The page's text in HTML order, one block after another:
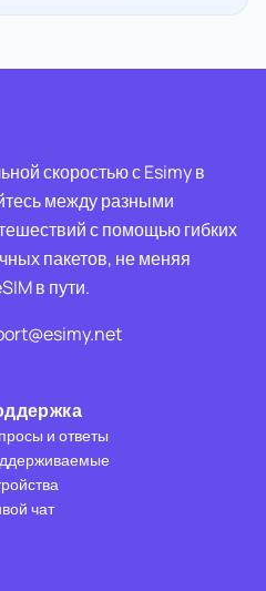
скоростью с Esimy в
между разными
с помощью гибких
пакетов, не меняя
в пути.
и ответы
чат